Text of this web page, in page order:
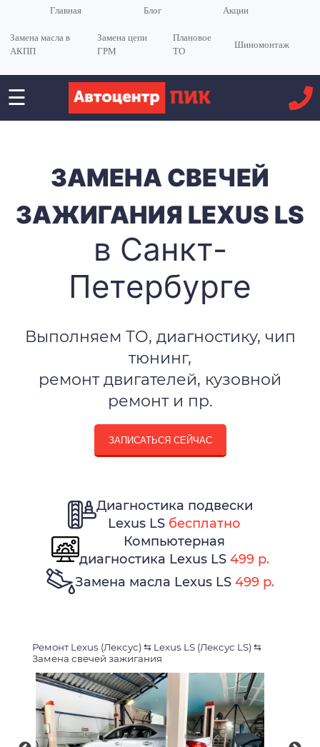
Главная Блог Акции
Замена масла в
АКПП
Замена цепи
ГРМ
Плановое
ТО
Шиномонтаж
☰
ЗАМЕНА СВЕЧЕЙ
ЗАЖИГАНИЯ LEXUS LS
в Санкт-
Петербурге
Выполняем ТО, диагностику, чип
тюнинг,
ремонт двигателей, кузовной
ремонт и пр.
ЗАПИСАТЬСЯ СЕЙЧАС
Диагностика подвески
Lexus LS бесплатно
Компьютерная
диагностика Lexus LS 499 р.
Замена масла Lexus LS 499 р.
Ремонт Lexus (Лексус) ⇆ Lexus LS (Лексус LS) ⇆
Замена свечей зажигания